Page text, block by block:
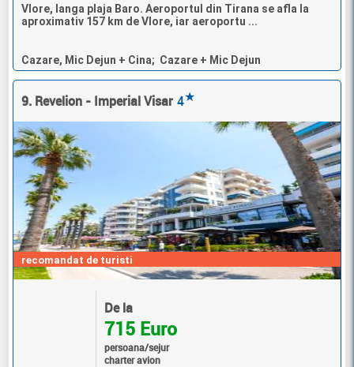
Vlore, langa plaja Baro. Aeroportul din Tirana se afla la
aproximativ 157 km de Vlore, iar aeroportu ...
Cazare, Mic Dejun + Cina; Cazare + Mic Dejun
9. Revelion - Imperial Visar 4★
recomandat de turisti
De la
715 Euro
persoana/sejur
charter avion